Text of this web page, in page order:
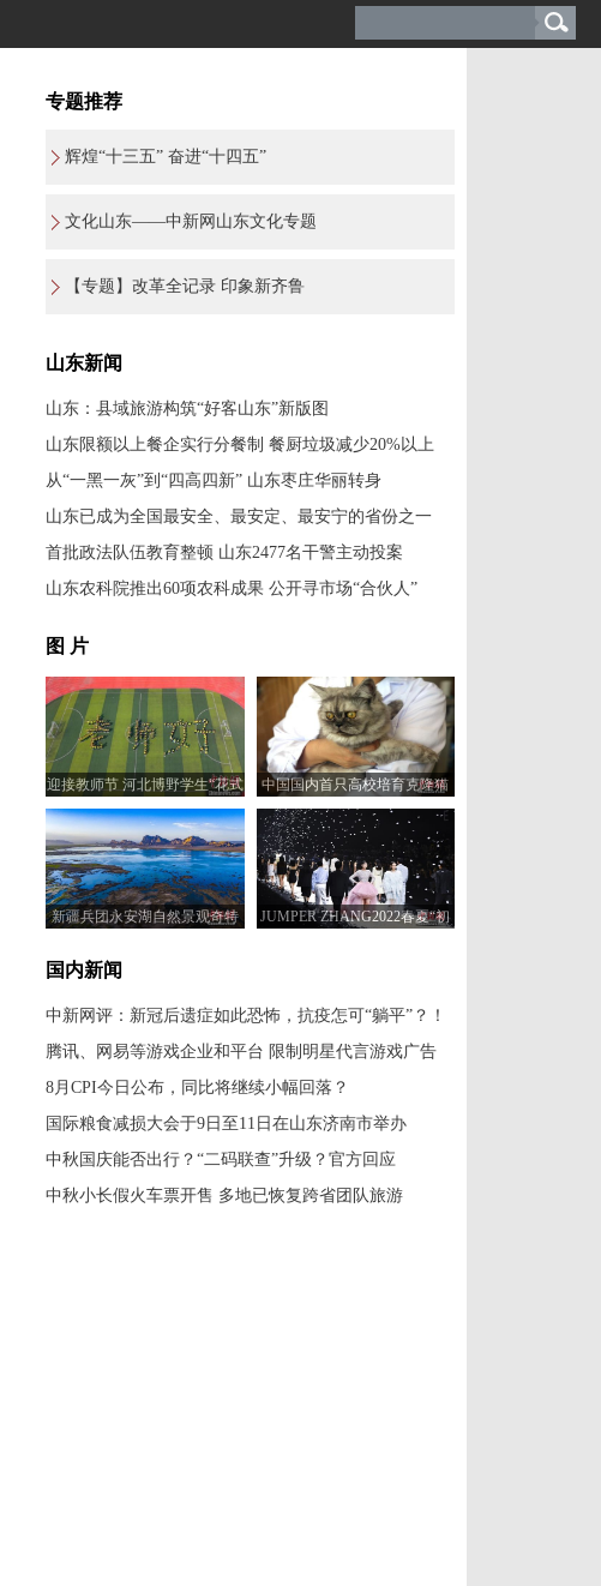
专题推荐
辉煌“十三五” 奋进“十四五”
文化山东——中新网山东文化专题
【专题】改革全记录 印象新齐鲁
山东新闻
山东：县域旅游构筑“好客山东”新版图
山东限额以上餐企实行分餐制 餐厨垃圾减少20%以上
从“一黑一灰”到“四高四新” 山东枣庄华丽转身
山东已成为全国最安全、最安定、最安宁的省份之一
首批政法队伍教育整顿 山东2477名干警主动投案
山东农科院推出60项农科成果 公开寻市场“合伙人”
图 片
迎接教师节 河北博野学生“花式
表白”谢师恩
中国国内首只高校培育克隆猫
进入繁育研究阶段
新疆兵团永安湖自然景观奇特
JUMPER ZHANG2022春夏“初
国内新闻
中新网评：新冠后遗症如此恐怖，抗疫怎可“躺平”？！
腾讯、网易等游戏企业和平台 限制明星代言游戏广告
8月CPI今日公布，同比将继续小幅回落？
国际粮食减损大会于9日至11日在山东济南市举办
中秋国庆能否出行？“二码联查”升级？官方回应
中秋小长假火车票开售 多地已恢复跨省团队旅游